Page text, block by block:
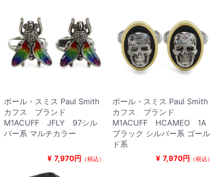
ポール・スミス Paul Smith
カフス ブランド
M1ACUFF JFLY 97シル
バー系 マルチカラー
¥ 7,970円 （税込）
ポール・スミス Paul Smith
カフス ブランド
M1ACUFF HCAMEO 1A
ブラック シルバー系 ゴール
ド系
¥ 7,970円 （税込）